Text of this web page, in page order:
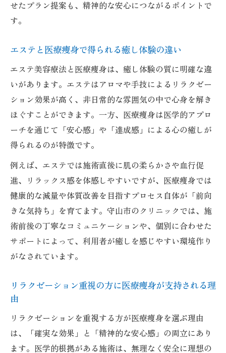
せたプラン提案も、精神的な安心につながるポイントで
す。
エステと医療痩身で得られる癒し体験の違い
エステ美容療法と医療痩身は、癒し体験の質に明確な違
いがあります。エステはアロマや手技によるリラクゼー
ション効果が高く、非日常的な雰囲気の中で心身を解き
ほぐすことができます。一方、医療痩身は医学的アプロ
ーチを通じて「安心感」や「達成感」による心の癒しが
得られるのが特徴です。
例えば、エステでは施術直後に肌の柔らかさや血行促
進、リラックス感を体感しやすいですが、医療痩身では
健康的な減量や体質改善を目指すプロセス自体が「前向
きな気持ち」を育てます。守山市のクリニックでは、施
術前後の丁寧なコミュニケーションや、個別に合わせた
サポートによって、利用者が癒しを感じやすい環境作り
がなされています。
リラクゼーション重視の方に医療痩身が支持される理
由
リラクゼーションを重視する方が医療痩身を選ぶ理由
は、「確実な効果」と「精神的な安心感」の両立にあり
ます。医学的根拠がある施術は、無理なく安全に理想の